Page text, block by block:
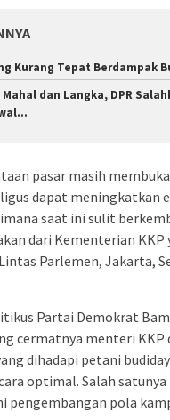
Kurang Tepat Berdampak
dan Langka, DPR
pasar masih
dapat meningkatkan
saat ini sulit
dari Kementerian KKP
Parlemen, Jakarta,
Partai Demokrat
cermatnya menteri
dihadapi petani
optimal. Salah
pengembangan pola